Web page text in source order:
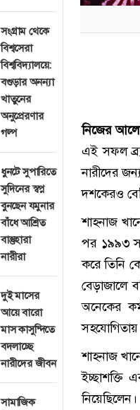
সংগ্রাম থেকে
বিশ্বসেরা
বিশ্ববিদ্যালয়ে:
বগুড়ার অনন্যা
খাতুনের
অনুপ্রেরণার
গল্প
ধুনটে সুপারিতে
সুদিনের স্বপ্ন
বুনছেন যমুনার
বাঁধে আশ্রিত
বাস্তুহারা
নারীরা
দুই মাসের
আয়ে বারো
মাস কাসুন্দিতে
বদলাচ্ছে
নারীদের জীবন
সামাজিক
নিজের
এই সফল
নারীদের
দশকেরও
শাহনাজ
পর ১৯৯৩
করে তিনি
বেড়াজালে
অনেকের
শাহনাজ
ইচ্ছাশক্তি